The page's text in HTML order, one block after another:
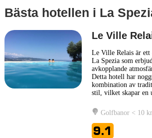
Bästa hotellen i La
Le Ville
Le Ville Relais är
La Spezia som
avkopplande
Detta hotell har
kombination av
stil, vilket skapar en
välutrustade rum
att ge maximal
Hotellet ligger inom
från stadens många
Golfbanor < 10
9.1